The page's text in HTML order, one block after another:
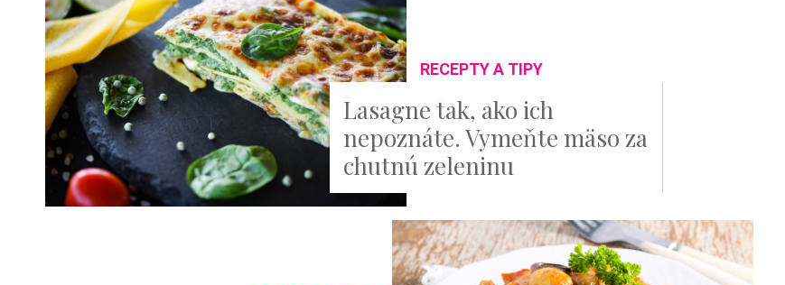
RECEPTY A TIPY
Lasagne tak, ako ich
nepoznáte. Vymeňte mäso za
chutnú zeleninu